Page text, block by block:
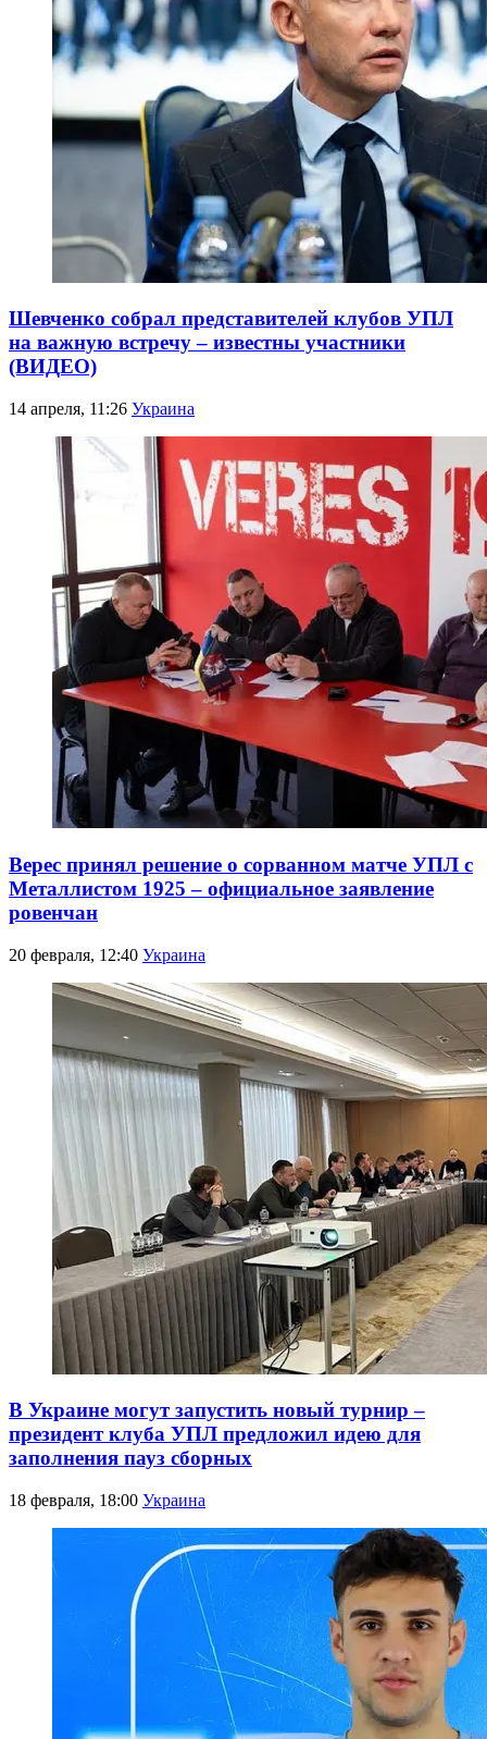
Шевченко собрал представителей клубов УПЛ
на важную встречу – известны участники
(ВИДЕО)
14 апреля, 11:26 Украина
Верес принял решение о сорванном матче УПЛ с
Металлистом 1925 – официальное заявление
ровенчан
20 февраля, 12:40 Украина
В Украине могут запустить новый турнир –
президент клуба УПЛ предложил идею для
заполнения пауз сборных
18 февраля, 18:00 Украина